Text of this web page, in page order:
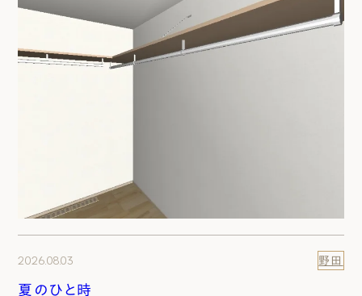
2026.08.03 野田
夏のひと時